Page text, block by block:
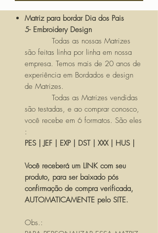
Matriz para bordar Dia dos Pais
5- Embroidery Design
Todas as nossas Matrizes
são feitas linha por linha em nossa
empresa. Temos mais de 20 anos de
experiência em Bordados e design
de Matrizes.
Todas as Matrizes vendidas
são testadas, e ao comprar conosco,
você recebe em 6 formatos. São eles
:
PES | JEF | EXP | DST | XXX | HUS |
Você receberá um LINK com seu
produto, para ser baixado pós
confirmação de compra verificada,
AUTOMATICAMENTE pelo SITE.
Obs.: